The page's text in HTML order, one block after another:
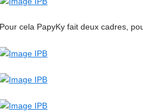
Pour cela PapyKy fait deux cadres,